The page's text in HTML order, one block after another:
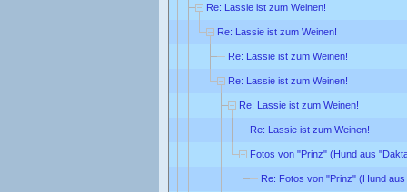
Re: Lassie ist zum Weinen!
Re: Lassie ist zum Weinen!
Re: Lassie ist zum Weinen!
Re: Lassie ist zum Weinen!
Re: Lassie ist zum Weinen!
Re: Lassie ist zum Weinen!
Fotos von "Prinz" (Hund aus
Re: Fotos von "Prinz" (Hund